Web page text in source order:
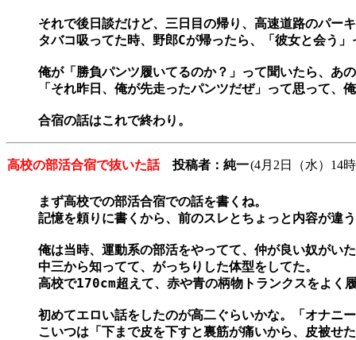
それで後日談だけど、三日目の帰り、高速道路のパー
タバコ吸ってた時、野郎Cが帰ったら、「彼女と会う
俺が「勝負パンツ履いてるのか？」って聞いたら、あ
「それ昨日、俺が先走ったパンツだぜ」って思って、
合宿の話はこれで終わり。
高校の部活合宿で抜いた話 投稿者：純一(4月2日（水）14
まず高校での部活合宿での話を書くね。
記憶を頼りに書くから、前のスレとちょっと内容が違
俺は当時、運動系の部活をやってて、仲が良い奴がい
中三から知ってて、がっちりした体型をしてた。
高校で170cm超えて、赤や青の柄物トランクスをよく
初めてエロい話をしたのが高二ぐらいかな。「オナニ
こいつは「下まで皮を下すと裏筋が痛いから、皮被せ